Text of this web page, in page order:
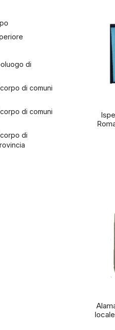
di
di comuni
di comuni
di